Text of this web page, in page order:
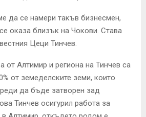
да се намери такъв бизнесмен,
оказа близък на Чокови. Става
Цеци Тинчев.
от Алтимир и региона на Тинчев са
от земеделските земи, които
да бъде затворен зад
Тинчев осигурил работа за